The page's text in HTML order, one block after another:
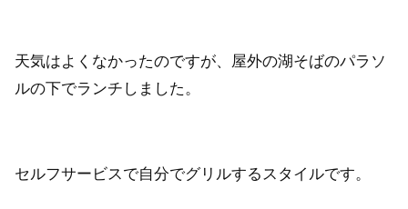
天気はよくなかったのですが、屋外の湖そばのパラソ
ルの下でランチしました。
セルフサービスで自分でグリルするスタイルです。